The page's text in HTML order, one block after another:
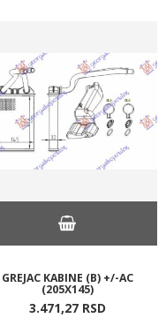
GREJAC KABINE (B) +/-AC
(205X145)
3.471,27 RSD